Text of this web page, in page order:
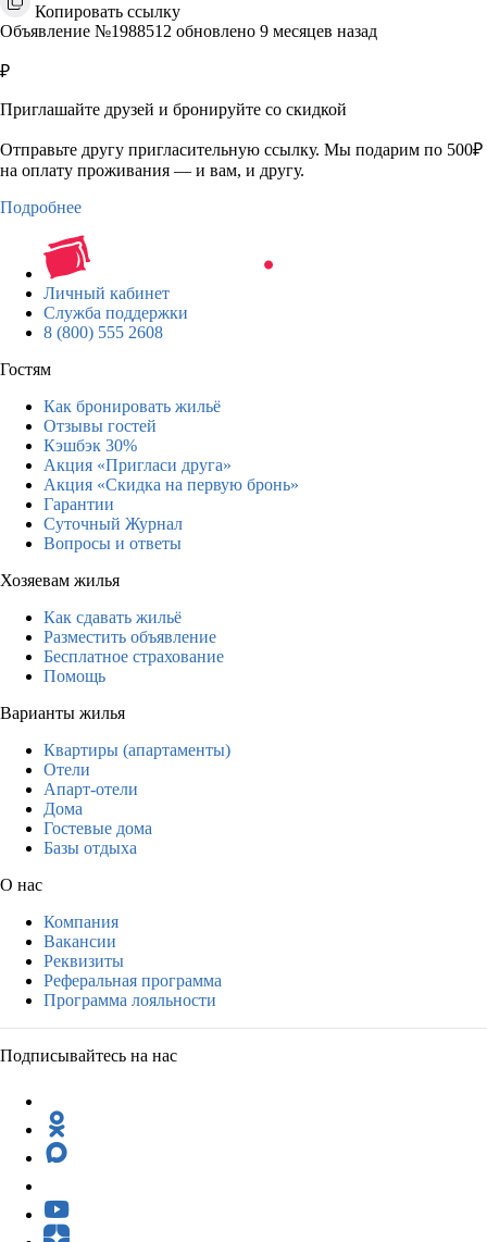
Копировать ссылку
Объявление №1988512 обновлено 9 месяцев назад
₽
Приглашайте друзей и бронируйте со скидкой
Отправьте другу пригласительную ссылку. Мы подарим по 500₽
на оплату проживания — и вам, и другу.
Подробнее
Личный кабинет
Служба поддержки
8 (800) 555 2608
Гостям
Как бронировать жильё
Отзывы гостей
Кэшбэк 30%
Акция «Пригласи друга»
Акция «Скидка на первую бронь»
Гарантии
Суточный Журнал
Вопросы и ответы
Хозяевам жилья
Как сдавать жильё
Разместить объявление
Бесплатное страхование
Помощь
Варианты жилья
Квартиры (апартаменты)
Отели
Апарт-отели
Дома
Гостевые дома
Базы отдыха
О нас
Компания
Вакансии
Реквизиты
Реферальная программа
Программа лояльности
Подписывайтесь на нас